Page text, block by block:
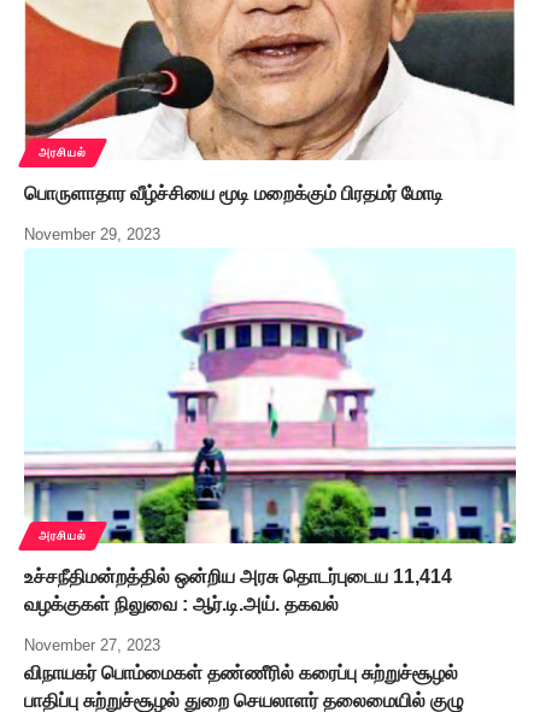
அரசியல்
பொருளாதார வீழ்ச்சியை மூடி மறைக்கும் பிரதமர் மோடி
November 29, 2023
அரசியல்
உச்சநீதிமன்றத்தில் ஒன்றிய அரசு தொடர்புடைய 11,414
வழக்குகள் நிலுவை : ஆர்.டி.அய். தகவல்
November 27, 2023
விநாயகர் பொம்மைகள் தண்ணீரில் கரைப்பு சுற்றுச்சூழல்
பாதிப்பு சுற்றுச்சூழல் துறை செயலாளர் தலைமையில் குழு